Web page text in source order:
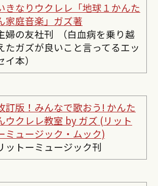
きなりウクレレ「地球１かんた
家庭音楽」ガズ著
婦の友社刊 （白血病を乗り越
たガズが良いこと言ってるエッ
イ本）
訂版！みんなで歌おう! かんた
ウクレレ教室 by ガズ (リット
ミュージック・ムック)
ットーミュージック刊